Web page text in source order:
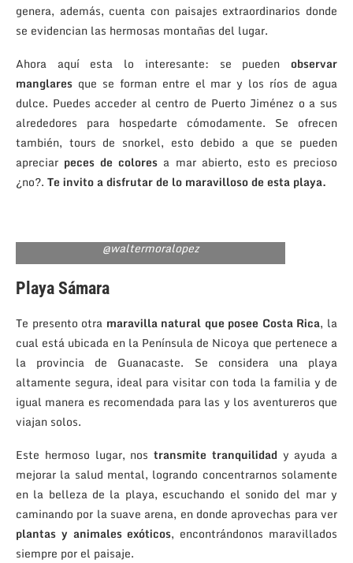
genera, además, cuenta con paisajes extraordinarios donde
se evidencian las hermosas montañas del lugar.
Ahora aquí esta lo interesante: se pueden observar
manglares que se forman entre el mar y los ríos de agua
dulce. Puedes acceder al centro de Puerto Jiménez o a sus
alrededores para hospedarte cómodamente. Se ofrecen
también, tours de snorkel, esto debido a que se pueden
apreciar peces de colores a mar abierto, esto es precioso
¿no?. Te invito a disfrutar de lo maravilloso de esta playa.
@waltermoralopez
Playa Sámara
Te presento otra maravilla natural que posee Costa Rica, la
cual está ubicada en la Península de Nicoya que pertenece a
la provincia de Guanacaste. Se considera una playa
altamente segura, ideal para visitar con toda la familia y de
igual manera es recomendada para las y los aventureros que
viajan solos.
Este hermoso lugar, nos transmite tranquilidady ayuda a
mejorar la salud mental, logrando concentrarnos solamente
en la belleza de la playa, escuchando el sonido del mar y
caminando por la suave arena, en donde aprovechas para ver
plantas y animales exóticos, encontrándonos maravillados
siempre por el paisaje.